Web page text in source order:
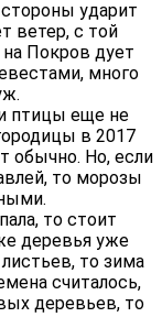
ударит
ветер, с той
Покров дует
много
птицы еще не
в 2017
обычно. Но, если
то морозы
то стоит
деревья уже
то зима
считалось,
деревьев, то